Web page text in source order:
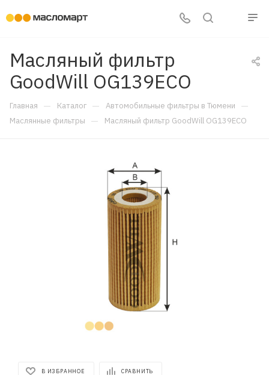
Масляный фильтр
GoodWill OG139ECO
Главная — Каталог — Автомобильные фильтры в Тюмени —
Маслянные фильтры — Масляный фильтр GoodWill OG139ECO
В ИЗБРАННОЕ СРАВНИТЬ